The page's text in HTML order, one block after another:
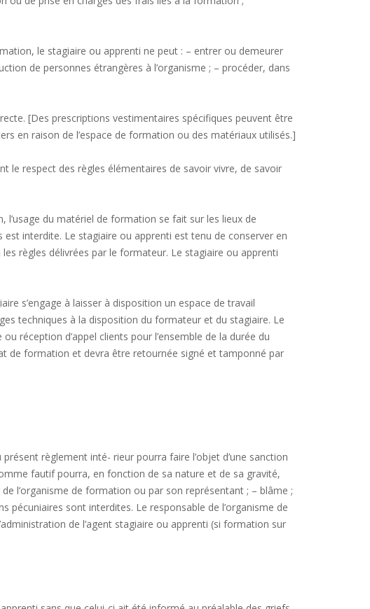
le stagiaire ou apprenti ne peut : – entrer ou demeurer
de personnes étrangères à l’organisme ; – procéder, dans
[Des prescriptions vestimentaires spécifiques peuvent être
en raison de l’espace de formation ou des matériaux utilisés.]
le respect des règles élémentaires de savoir vivre, de savoir
du matériel de formation se fait sur les lieux de
interdite. Le stagiaire ou apprenti est tenu de conserver en
règles délivrées par le formateur. Le stagiaire ou apprenti
s’engage à laisser à disposition un espace de travail
techniques à la disposition du formateur et du stagiaire. Le
réception d’appel clients pour l’ensemble de la durée du
de formation et devra être retournée signé et tamponné par
règlement inté- rieur pourra faire l’objet d’une sanction
fautif pourra, en fonction de sa nature et de sa gravité,
l’organisme de formation ou par son représentant ; – blâme ;
sont interdites. Le responsable de l’organisme de
de l’agent stagiaire ou apprenti (si formation sur